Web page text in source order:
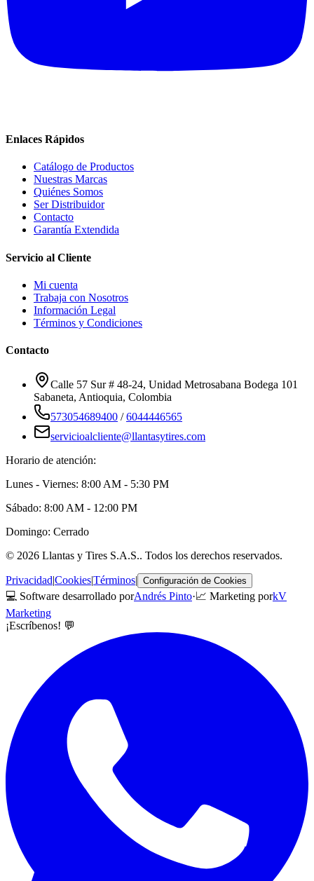
Enlaces Rápidos
Catálogo de Productos
Nuestras Marcas
Quiénes Somos
Ser Distribuidor
Contacto
Garantía Extendida
Servicio al Cliente
Mi cuenta
Trabaja con Nosotros
Información Legal
Términos y Condiciones
Contacto
Calle 57 Sur # 48-24, Unidad Metrosabana Bodega 101
Sabaneta, Antioquia, Colombia
573054689400 /6044446565
servicioalcliente@llantasytires.com
Horario de atención:
Lunes - Viernes: 8:00 AM - 5:30 PM
Sábado: 8:00 AM - 12:00 PM
Domingo: Cerrado
© 2026 Llantas y Tires S.A.S.. Todos los derechos reservados.
Privacidad|Cookies|Términos| Configuración de Cookies
💻 Software desarrollado porAndrés Pinto·📈 Marketing porkV
Marketing
¡Escríbenos! 💬